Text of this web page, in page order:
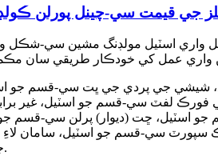
چينلز جي قيمت سي-چينل پورلن
اسٽيل مولڊنگ مشين سي-شڪل
شيشي جي پردي جي ڀت سي-قسم جو
لفٽ سي-قسم جو اسٽيل، غير
اسٽيل، ڇت (ديوار) پرلن سي-قسم جو
سي-قسم جو اسٽيل، سولر سپورٽ سي-قسم جو اسٽيل (21-80 سيريز)، فارم ورڪ سپورٽ
جو اسٽيل ۽ انهي تي.